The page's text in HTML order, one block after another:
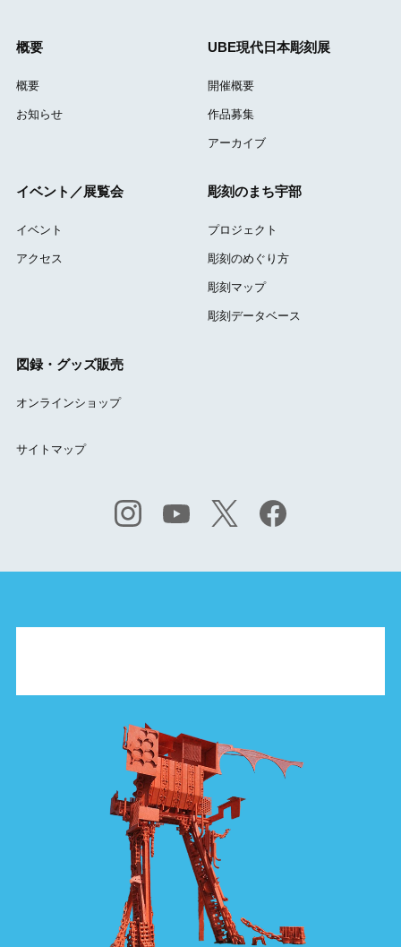
概要
概要
お知らせ
UBE現代日本彫刻展
開催概要
作品募集
アーカイブ
イベント／展覧会
イベント
アクセス
彫刻のまち宇部
プロジェクト
彫刻のめぐり方
彫刻マップ
彫刻データベース
図録・グッズ販売
オンラインショップ
サイトマップ